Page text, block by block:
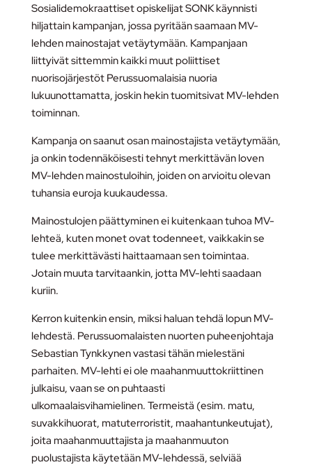
Sosialidemokraattiset opiskelijat SONK käynnisti
hiljattain kampanjan, jossa pyritään saamaan MV-
lehden mainostajat vetäytymään. Kampanjaan
liittyivät sittemmin kaikki muut poliittiset
nuorisojärjestöt Perussuomalaisia nuoria
lukuunottamatta, joskin hekin tuomitsivat MV-lehden
toiminnan.
Kampanja on saanut osan mainostajista vetäytymään,
ja onkin todennäköisesti tehnyt merkittävän loven
MV-lehden mainostuloihin, joiden on arvioitu olevan
tuhansia euroja kuukaudessa.
Mainostulojen päättyminen ei kuitenkaan tuhoa MV-
lehteä, kuten monet ovat todenneet, vaikkakin se
tulee merkittävästi haittaamaan sen toimintaa.
Jotain muuta tarvitaankin, jotta MV-lehti saadaan
kuriin.
Kerron kuitenkin ensin, miksi haluan tehdä lopun MV-
lehdestä. Perussuomalaisten nuorten puheenjohtaja
Sebastian Tynkkynen vastasi tähän mielestäni
parhaiten. MV-lehti ei ole maahanmuuttokriittinen
julkaisu, vaan se on puhtaasti
ulkomaalaisvihamielinen. Termeistä (esim. matu,
suvakkihuorat, matuterroristit, maahantunkeutujat),
joita maahanmuuttajista ja maahanmuuton
puolustajista käytetään MV-lehdessä, selviää